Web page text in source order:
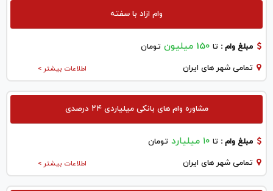
وام ازاد با سفته
مبلغ وام : تا 150 میلیون تومان
اطلاعات بیشتر > تمامی شهر های ایران
مشاوره وام های بانکی میلیاردی ۲۴ درصدی
مبلغ وام : تا ۱۰ میلیارد تومان
اطلاعات بیشتر > تمامی شهر های ایران